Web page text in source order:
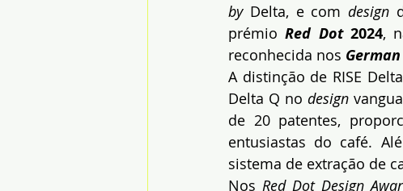
by Delta, e com design
prémio Red Dot 2024,
reconhecida nos
A distinção de RISE
Delta Q no design
de 20 patentes,
entusiastas do café.
sistema de extração de
Nos Red Dot Design